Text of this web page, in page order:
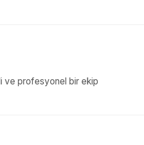
ve profesyonel bir ekip